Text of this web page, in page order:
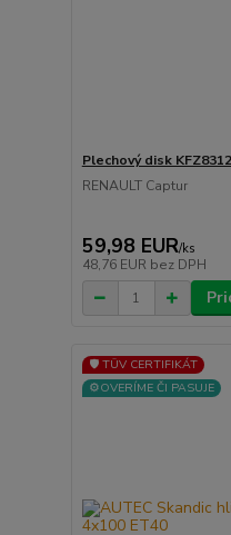
Plechový disk
RENAULT Captur
59,98 EUR/ks
48,76 EUR bez DPH
🛡️ TÜV CERTIFIKÁT
⚙️OVERÍME ČI PASUJE